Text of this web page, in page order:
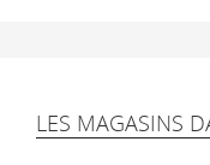
LES MAGASINS